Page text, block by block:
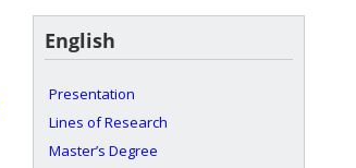
English
Presentation
Lines of Research
Master’s Degree